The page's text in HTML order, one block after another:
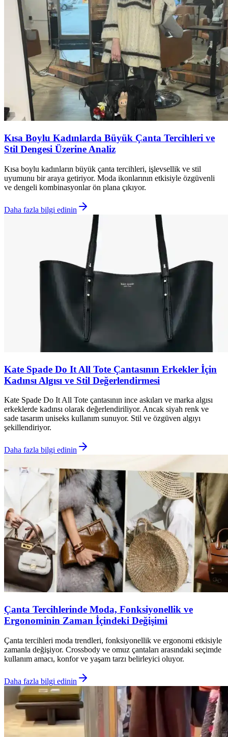
Kısa Boylu Kadınlarda Büyük Çanta Tercihleri ve
Stil Dengesi Üzerine Analiz
Kısa boylu kadınların büyük çanta tercihleri, işlevsellik ve stil
uyumunu bir araya getiriyor. Moda ikonlarının etkisiyle özgüvenli
ve dengeli kombinasyonlar ön plana çıkıyor.
Daha fazla bilgi edinin
Kate Spade Do It All Tote Çantasının Erkekler İçin
Kadınsı Algısı ve Stil Değerlendirmesi
Kate Spade Do It All Tote çantasının ince askıları ve marka algısı
erkeklerde kadınsı olarak değerlendiriliyor. Ancak siyah renk ve
sade tasarım uniseks kullanım sunuyor. Stil ve özgüven algıyı
şekillendiriyor.
Daha fazla bilgi edinin
Çanta Tercihlerinde Moda, Fonksiyonellik ve
Ergonominin Zaman İçindeki Değişimi
Çanta tercihleri moda trendleri, fonksiyonellik ve ergonomi etkisiyle
zamanla değişiyor. Crossbody ve omuz çantaları arasındaki seçimde
kullanım amacı, konfor ve yaşam tarzı belirleyici oluyor.
Daha fazla bilgi edinin